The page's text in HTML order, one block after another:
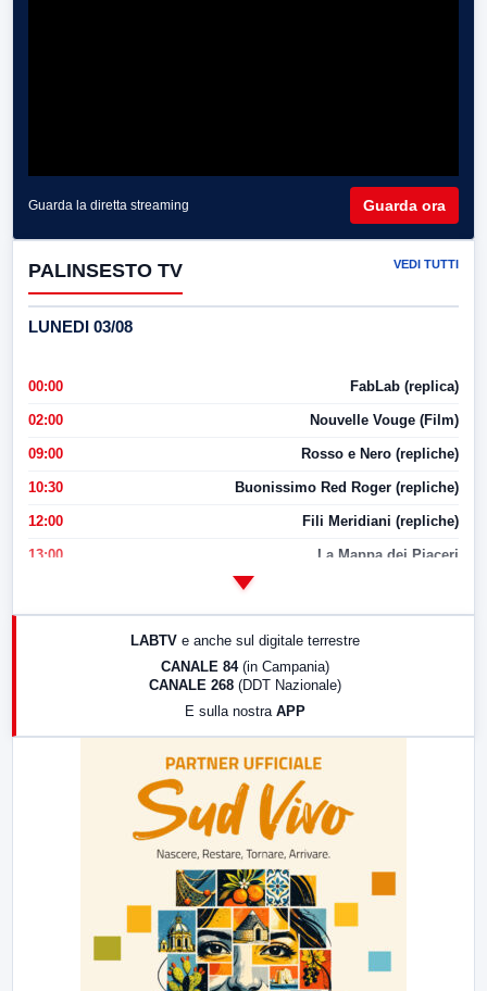
Guarda la diretta streaming Guarda ora
PALINSESTO TV VEDI TUTTI
LUNEDI 03/08
00:00 FabLab (replica)
02:00 Nouvelle Vouge (Film)
09:00 Rosso e Nero (repliche)
10:30 Buonissimo Red Roger (repliche)
12:00 Fili Meridiani (repliche)
13:00 La Mappa dei Piaceri
LABTV e anche sul digitale terrestre
CANALE 84 (in Campania)
CANALE 268 (DDT Nazionale)
E sulla nostra APP